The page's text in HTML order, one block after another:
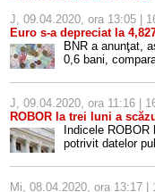
J, 09.04.2020, ora 13:05 |
Euro s-a depreciat la
BNR a anunţat,
0,6 bani,
J, 09.04.2020, ora 11:16 |
ROBOR la trei luni a
Indicele
potrivit datelor
Mi, 08.04.2020, ora 13:17 |